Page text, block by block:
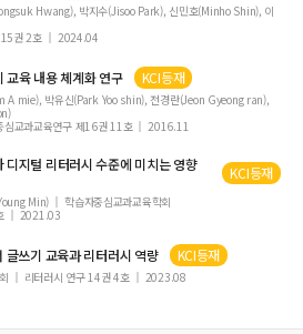
Hwang), 박지수(Jisoo Park), 신민호(Minho Shin), 이
권 2호 2024.04
교육 내용 체계화 연구 KCI등재
A mie), 박유신(Park Yoo shin), 전경란(Jeon Gyeong ran),
심교과교육연구 제16권 11호 2016.11
디지털 리터러시수준에 미치는 영향
KCI등재
Min)
학습자중심교과교육학회
2021.03
글쓰기 교육과리터러시역량 KCI등재
리터러시 연구 14권 4호 2023.08